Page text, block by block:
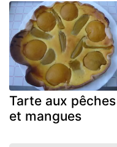
Tarte aux pêches
et mangues